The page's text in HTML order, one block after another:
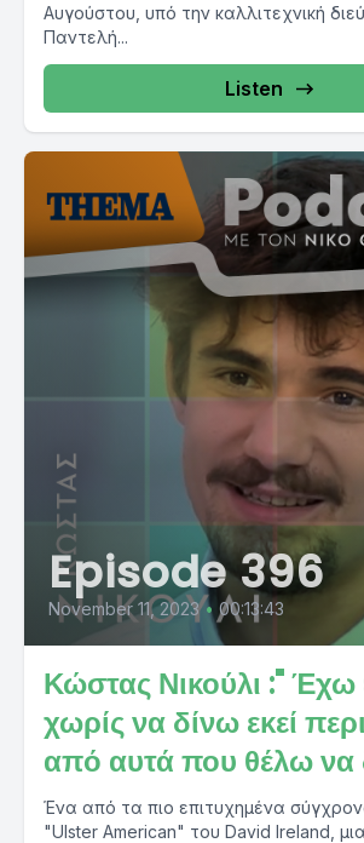
Αυγούστου, υπό την καλλιτεχνική
Παντελή...
Listen
Episode 396
November 11, 2023 • 00:13:43
Κώστας Νικούλι :"
χωρίς να δίνω εκεί
από αυτά που θέλω
Ένα από τα πιο επιτυχημένα
"Ulster American" του David Ireland,